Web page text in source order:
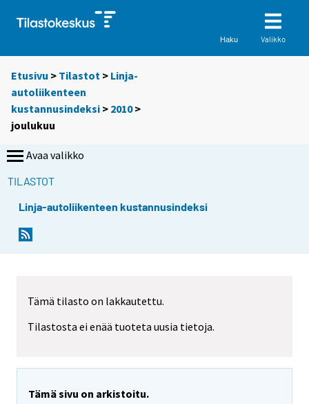
Haku Valikko
Etusivu > Tilastot > Linja-
autoliikenteen
kustannusindeksi > 2010>
joulukuu
Avaa valikko
TILASTOT
Linja-autoliikenteen kustannusindeksi
Tämä tilasto on lakkautettu.
Tilastosta ei enää tuoteta uusia tietoja.
Tämä sivu on arkistoitu.